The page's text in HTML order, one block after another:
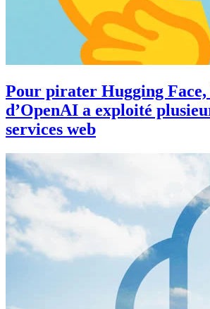
Pour pirater Hugging Face,
d’OpenAI a exploité
services web